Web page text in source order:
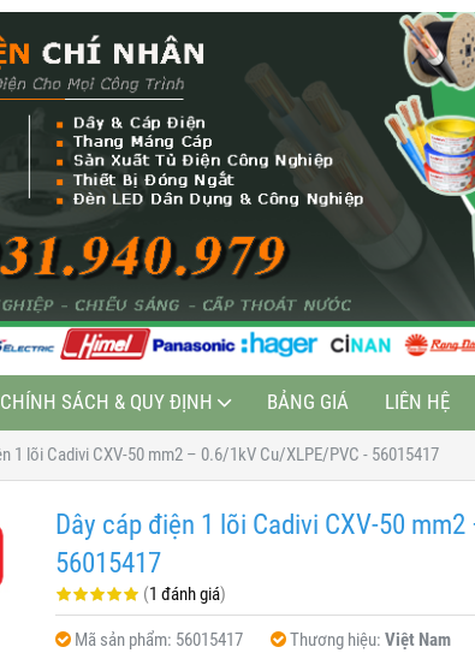
CHÍNH SÁCH & QUY ĐỊNH BẢNG GIÁ LIÊN HỆ
1 lõi Cadivi CXV-50 mm2 – 0.6/1kV Cu/XLPE/PVC - 56015417
Dây cáp điện 1 lõi Cadivi CXV-50
56015417
(1 đánh giá)
Mã sản phẩm: 56015417 Thương hiệu: Việt Nam